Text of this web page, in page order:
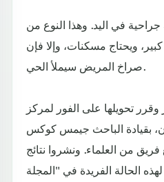
في اليد. وهذا النوع من
ويحتاج مسكنات، وإلا فإن
صراخ المريض سيملأ الحي.
وقرر تحويلها على الفور لمركز
بقيادة الباحث جيمس كوكس
من العلماء. ونشروا نتائج
الحالة الفريدة في "المجلة